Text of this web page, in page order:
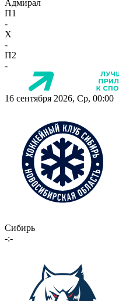
Адмирал
П1
-
X
-
П2
-
16 сентября 2026, Ср, 00:00
Сибирь
-:-